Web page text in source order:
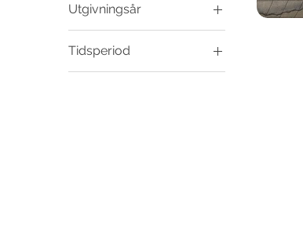
Kina
Mellanöstern
Utgivningsår
2016
2013
2008
Tidsperiod
1600-tal